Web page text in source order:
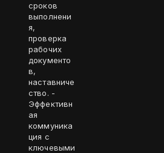
сроков
выполнени
я,
проверка
рабочих
документо
в,
наставниче
ство. -
Эффективн
ая
коммуника
ция с
ключевыми